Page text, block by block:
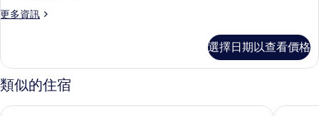
式
房
的
所
更多資訊
更
開
放
式
選擇日期以查看價格
類似的住宿
好萊塢海岸海灘渡假村 好萊塢